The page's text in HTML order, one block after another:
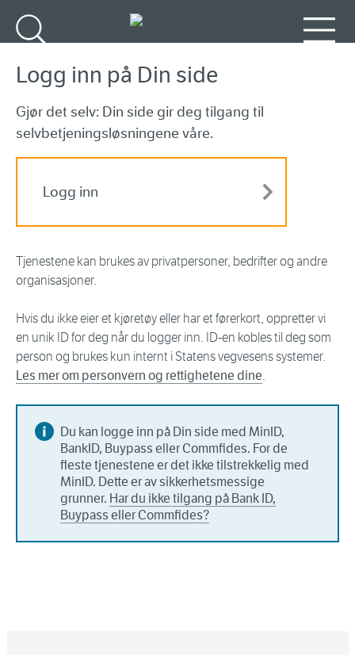
Logg inn på Din side
Gjør det selv: Din side gir deg tilgang til
selvbetjeningsløsningene våre.
Logg inn
Tjenestene kan brukes av privatpersoner, bedrifter og andre
organisasjoner.
Hvis du ikke eier et kjøretøy eller har et førerkort, oppretter vi
en unik ID for deg når du logger inn. ID-en kobles til deg som
person og brukes kun internt i Statens vegvesens systemer.
Les mer om personvern og rettighetene dine.
Du kan logge inn på Din side med MinID,
BankID, Buypass eller Commfides. For de
fleste tjenestene er det ikke tilstrekkelig med
MinID. Dette er av sikkerhetsmessige
grunner. Har du ikke tilgang på Bank ID,
Buypass eller Commfides?